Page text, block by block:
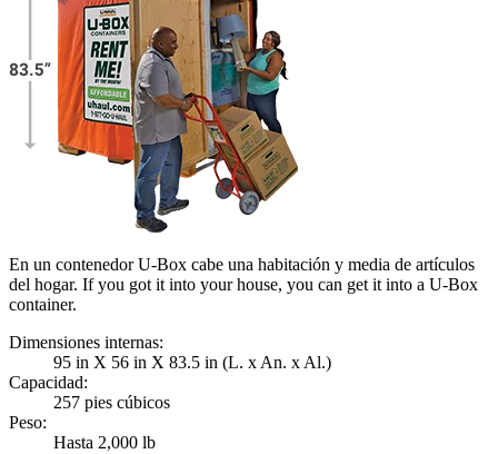
En un contenedor U-Box cabe una habitación y media de artículos
del hogar. If you got it into your house, you can get it into a U-Box
container.
Dimensiones internas:
95 in X 56 in X 83.5 in (L. x An. x Al.)
Capacidad:
257 pies cúbicos
Peso:
Hasta 2,000 lb